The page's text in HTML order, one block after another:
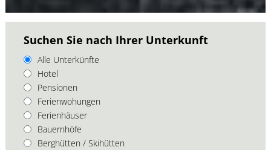
Suchen Sie nach Ihrer Unterkunft
Alle Unterkünfte
Hotel
Pensionen
Ferienwohungen
Ferienhäuser
Bauernhöfe
Berghütten / Skihütten